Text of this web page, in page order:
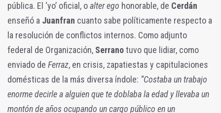
pública. El ‘yo’ oficial, oalter ego honorable, de Cerdán
enseñó a Juanfran cuanto sabe políticamente respecto a
la resolución de conflictos internos. Como adjunto
federal de Organización, Serranotuvo que lidiar, como
enviado de Ferraz, en crisis, zapatiestas y capitulaciones
domésticas de la más diversa índole: “Costaba un trabajo
enorme decirle a alguien que te doblaba la edad y llevaba un
montón de años ocupando un cargo público en un